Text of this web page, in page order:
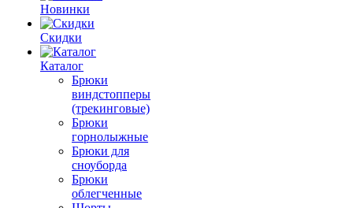
Новинки
Скидки
Каталог
Брюки
виндстопперы
(трекинговые)
Брюки
горнолыжные
Брюки для
сноуборда
Брюки
облегченные